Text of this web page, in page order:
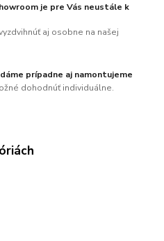
je pre Vás neustále k
aj osobne na našej
prípadne aj namontujeme
dohodnúť individuálne.